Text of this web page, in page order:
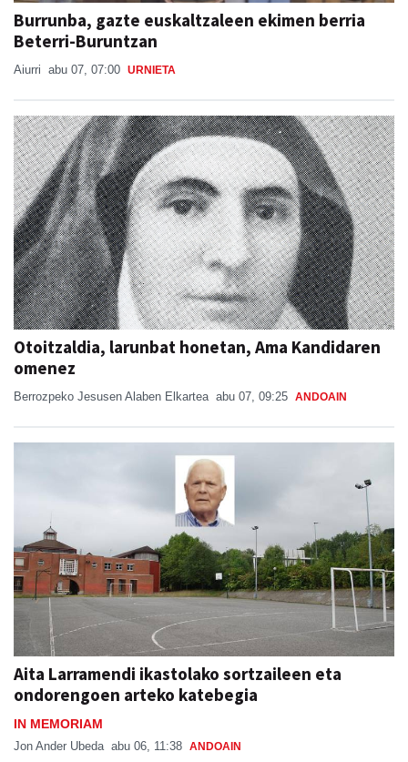
Burrunba, gazte euskaltzaleen ekimen berria
Beterri-Buruntzan
Aiurri abu 07, 07:00 URNIETA
Otoitzaldia, larunbat honetan, Ama Kandidaren
omenez
Berrozpeko Jesusen Alaben Elkartea abu 07, 09:25 ANDOAIN
Aita Larramendi ikastolako sortzaileen eta
ondorengoen arteko katebegia
IN MEMORIAM
Jon Ander Ubeda abu 06, 11:38 ANDOAIN